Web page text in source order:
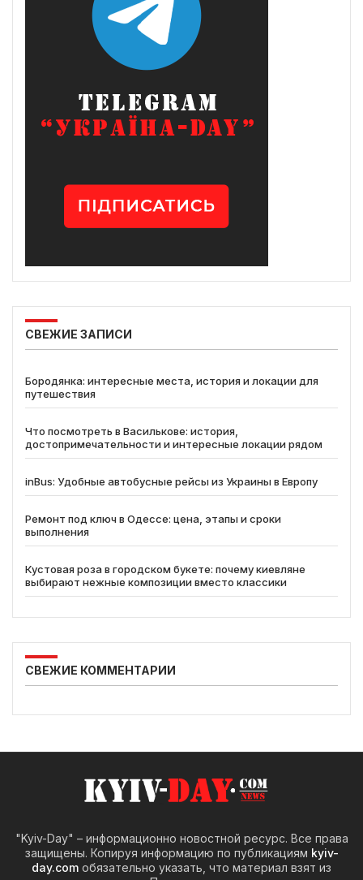
СВЕЖИЕ ЗАПИСИ
Бородянка: интересные места, история и локации для
путешествия
Что посмотреть в Василькове: история,
достопримечательности и интересные локации рядом
inBus: Удобные автобусные рейсы из Украины в Европу
Ремонт под ключ в Одессе: цена, этапы и сроки
выполнения
Кустовая роза в городском букете: почему киевляне
выбирают нежные композиции вместо классики
СВЕЖИЕ КОММЕНТАРИИ
"Kyiv-Day" – информационно новостной ресурс. Все права
защищены. Копируя информацию по публикациям kyiv-
day.com обязательно указать, что материал взят из